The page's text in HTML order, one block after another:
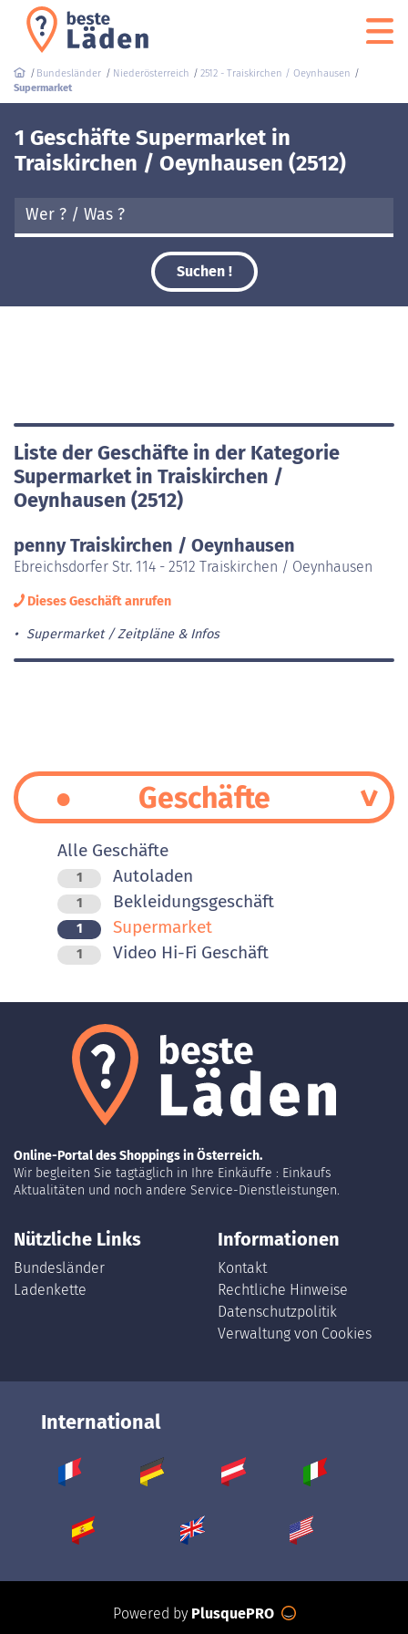
Bundesländer Niederösterreich
2512 - Traiskirchen / Oeynhausen
Supermarket
1 Geschäfte Supermarket in
Traiskirchen / Oeynhausen (2512)
Suchen !
Liste der Geschäfte in der Kategorie
Supermarket in Traiskirchen /
Oeynhausen (2512)
penny Traiskirchen / Oeynhausen
Ebreichsdorfer Str. 114 - 2512 Traiskirchen / Oeynhausen
Dieses Geschäft anrufen
Supermarket Zeitpläne & Infos
Geschäfte
Alle Geschäfte
1 Autoladen
1 Bekleidungsgeschäft
1 Supermarket
1 Video Hi-Fi Geschäft
Online-Portal des Shoppings in Österreich.
Wir begleiten Sie tagtäglich in Ihre Einkäuffe : Einkaufs
Aktualitäten und noch andere Service-Dienstleistungen.
Nützliche Links
Bundesländer
Ladenkette
Informationen
Kontakt
Rechtliche Hinweise
Datenschutzpolitik
Verwaltung von Cookies
International
Powered by PlusquePRO